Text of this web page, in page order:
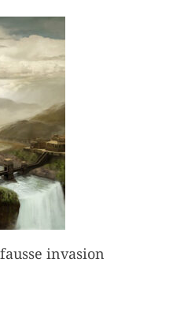
invasion